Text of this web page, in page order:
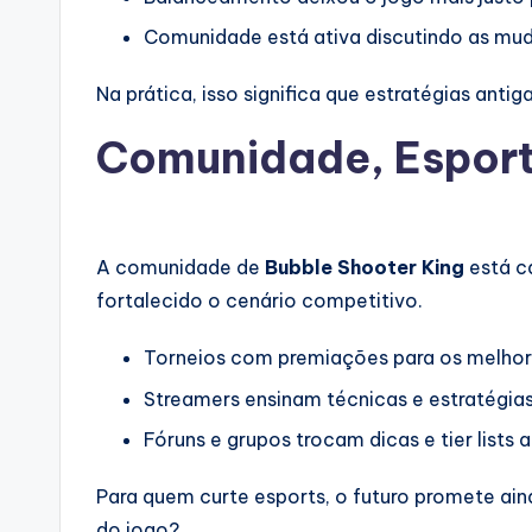
Comunidade está ativa discutindo as
Na prática, isso significa que estratégias
Comunidade,
A comunidade de Bubble Shooter King está
fortalecido o cenário competitivo.
Torneios com premiações para os
Streamers ensinam técnicas e
Fóruns e grupos trocam dicas e tier lists
Para quem curte esports, o futuro promete